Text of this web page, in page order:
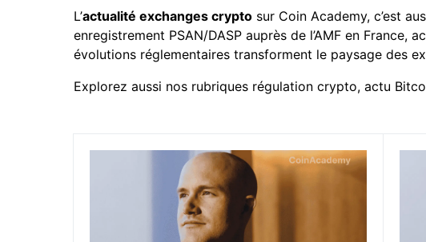
L’actualité exchanges crypto sur Coin Academy, c’est
enregistrement PSAN/DASP auprès de l’AMF en
évolutions réglementaires transforment le paysage des
Explorez aussi nos rubriques régulation crypto, actu
Coinbase réfute les allégations de la sénatrice Warren